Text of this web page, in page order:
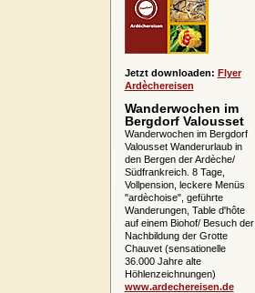
Jetzt downloaden: Flyer
Ardèchereisen
Wanderwochen im
Bergdorf Valousset
Wanderwochen im Bergdorf
Valousset Wanderurlaub in
den Bergen der Ardèche/
Südfrankreich. 8 Tage,
Vollpension, leckere Menüs
"ardèchoise", geführte
Wanderungen, Table d'hôte
auf einem Biohof/ Besuch der
Nachbildung der Grotte
Chauvet (sensationelle
36.000 Jahre alte
Höhlenzeichnungen)
www.ardechereisen.de